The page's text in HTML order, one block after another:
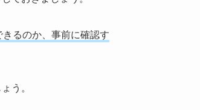
るのか、事前に確認す
う。